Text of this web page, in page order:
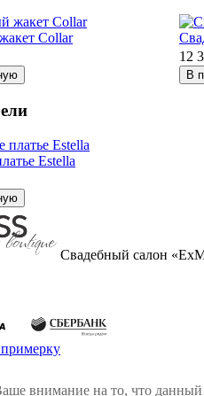
Collar
12
В
Estella
Свадебный салон
примерку
внимание на то, что